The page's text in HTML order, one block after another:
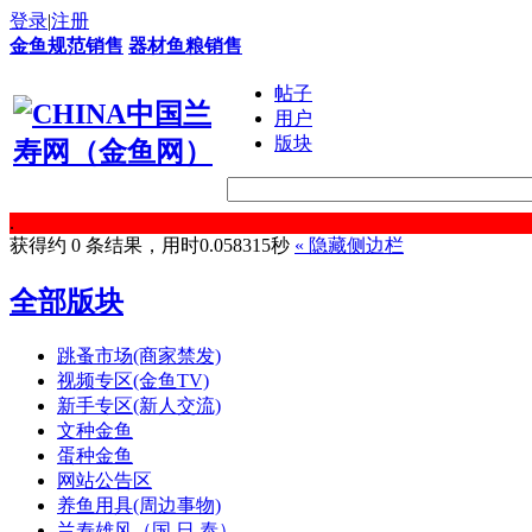
登录|注册
金鱼规范销售 器材鱼粮销售
帖子
用户
版块
.
获得约 0 条结果，用时0.058315秒 « 隐藏侧边栏
全部版块
跳蚤市场(商家禁发)
视频专区(金鱼TV)
新手专区(新人交流)
文种金鱼
蛋种金鱼
网站公告区
养鱼用具(周边事物)